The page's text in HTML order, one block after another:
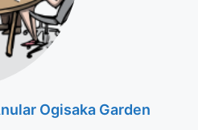
Ogisaka Garden